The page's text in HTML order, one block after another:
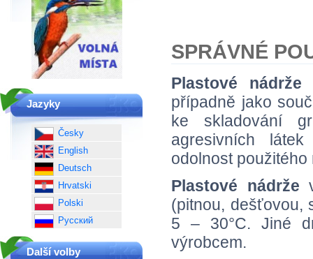
SPRÁVNÉ
Plastové nádrže
případně jako
ke skladování
agresivních
odolnost
Plastové nádrže
(pitnou, dešťovou,
5 – 30°C. Jiné
výrobcem.
Jazyky
Česky
English
Deutsch
Hrvatski
Polski
Русский
Další volby